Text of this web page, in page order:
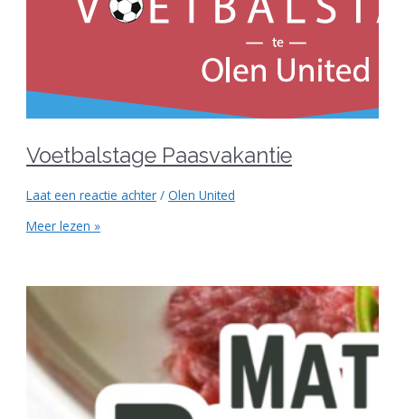
Voetbalstage Paasvakantie
Laat een reactie achter /Olen United
Meer lezen »